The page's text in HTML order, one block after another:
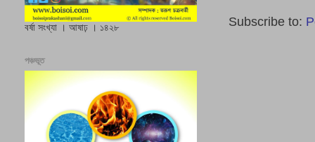
Subscribe to:
বর্ষা সংখ্যা । আষাঢ় । ১৪২৮
পঞ্চভূত